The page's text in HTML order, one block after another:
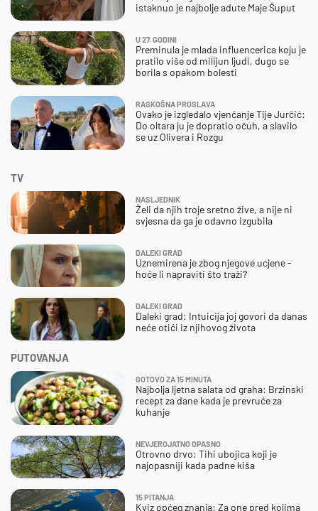
istaknuo je najbolje adute Maje Šuput
U 27. GODINI
Preminula je mlada influencerica koju je
pratilo više od milijun ljudi, dugo se
borila s opakom bolesti
RASKOŠNA PROSLAVA
Ovako je izgledalo vjenčanje Tije Jurčić:
Do oltara ju je dopratio očuh, a slavilo
se uz Olivera i Rozgu
TV
NASLJEDNIK
Želi da njih troje sretno žive, a nije ni
svjesna da ga je odavno izgubila
DALEKI GRAD
Uznemirena je zbog njegove ucjene -
hoće li napraviti što traži?
DALEKI GRAD
Daleki grad: Intuicija joj govori da danas
neće otići iz njihovog života
PUTOVANJA
GOTOVO ZA 15 MINUTA
Najbolja ljetna salata od graha: Brzinski
recept za dane kada je prevruće za
kuhanje
NEVJEROJATNO OPASNO
Otrovno drvo: Tihi ubojica koji je
najopasniji kada padne kiša
15 PITANJA
Kviz općeg znanja: Za one pred kojima